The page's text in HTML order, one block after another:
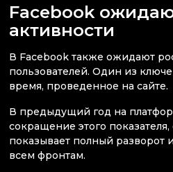
Facebook
активности
В Facebook также ожидают
пользователей. Один из
время, проведенное на сайте.
В предыдущий год на
сокращение этого
показывает полный
всем фронтам.